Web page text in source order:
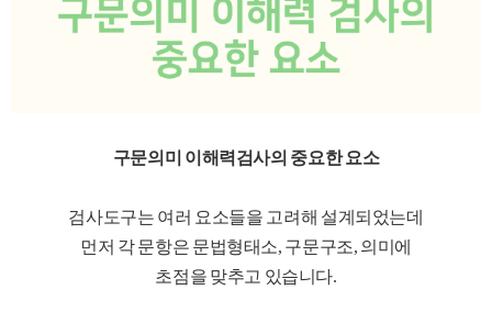
구문의미 이해력검사의 중요한 요소
검사도구는 여러 요소들을 고려해 설계되었는데
먼저 각 문항은 문법형태소, 구문구조, 의미에
초점을 맞추고 있습니다.